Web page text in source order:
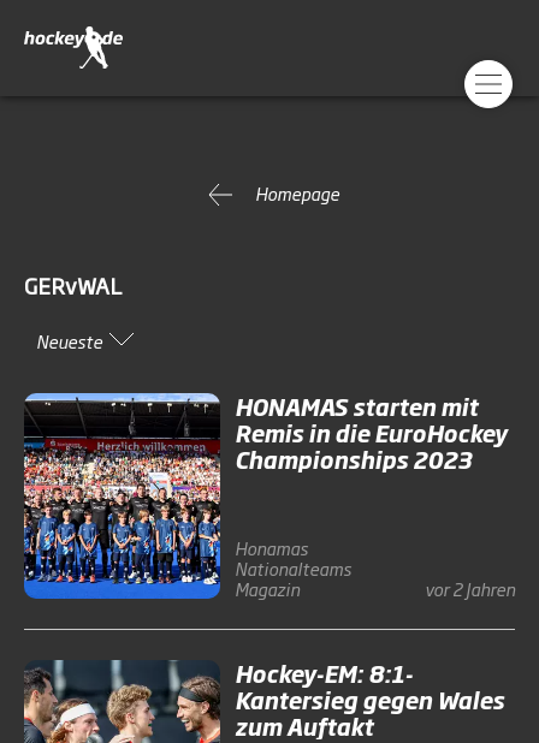
Homepage
GERvWAL
Neueste
HONAMAS starten mit
Remis in die EuroHockey
Championships 2023
Honamas
Nationalteams
Magazin
vor 2 Jahren
Hockey-EM: 8:1-
Kantersieg gegen Wales
zum Auftakt